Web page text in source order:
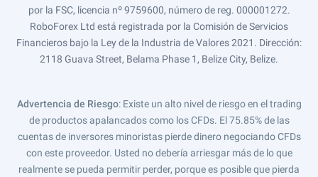
por la FSC, licencia nº 9759600, número de reg. 000001272.
RoboForex Ltd está registrada por la Comisión de Servicios
Financieros bajo la Ley de la Industria de Valores 2021. Dirección:
2118 Guava Street, Belama Phase 1, Belize City, Belize.
Advertencia de Riesgo: Existe un alto nivel de riesgo en el trading
de productos apalancados como los CFDs. El 75.85% de las
cuentas de inversores minoristas pierde dinero negociando CFDs
con este proveedor. Usted no debería arriesgar más de lo que
realmente se pueda permitir perder, porque es posible que pierda